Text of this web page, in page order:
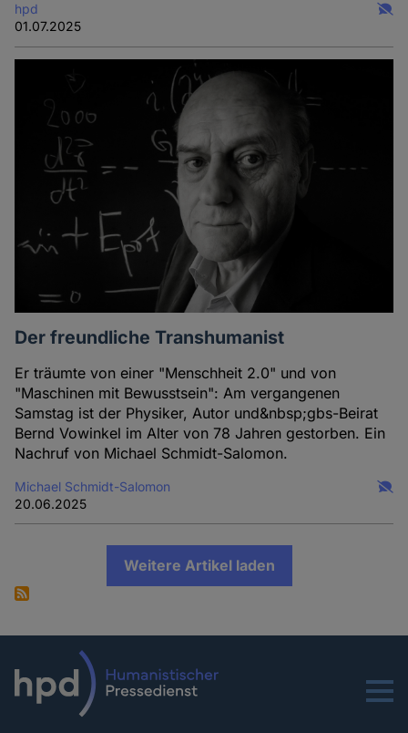
hpd
01.07.2025
Der freundliche Transhumanist
Er träumte von einer "Menschheit 2.0" und von
"Maschinen mit Bewusstsein": Am vergangenen
Samstag ist der Physiker, Autor und&nbsp;gbs-Beirat
Bernd Vowinkel im Alter von 78 Jahren gestorben. Ein
Nachruf von Michael Schmidt-Salomon.
Michael Schmidt-Salomon
20.06.2025
Weitere Artikel laden
Menu